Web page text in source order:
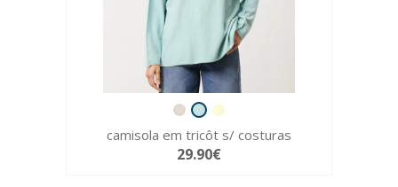
camisola em tricôt s/ costuras
29.90€